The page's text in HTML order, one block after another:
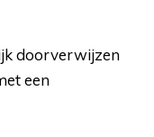
doorverwijzen
een